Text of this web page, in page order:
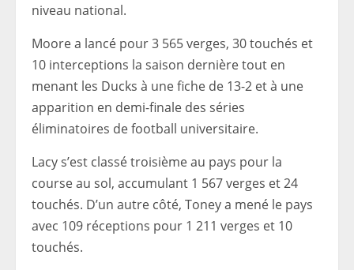
niveau national.
Moore a lancé pour 3 565 verges, 30 touchés et
10 interceptions la saison dernière tout en
menant les Ducks à une fiche de 13-2 et à une
apparition en demi-finale des séries
éliminatoires de football universitaire.
Lacy s’est classé troisième au pays pour la
course au sol, accumulant 1 567 verges et 24
touchés. D’un autre côté, Toney a mené le pays
avec 109 réceptions pour 1 211 verges et 10
touchés.